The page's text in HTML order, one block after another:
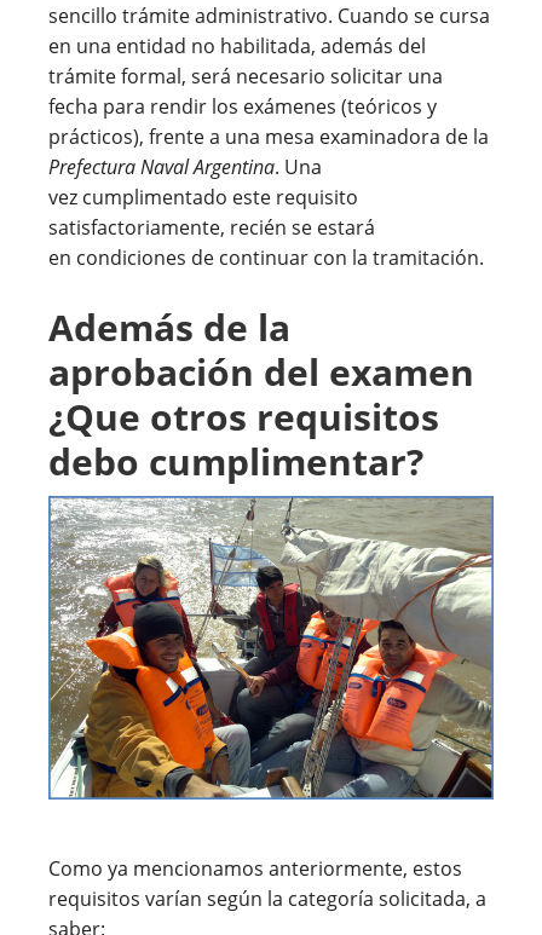
sencillo trámite administrativo. Cuando se cursa
en una entidad no habilitada, además del
trámite formal, será necesario solicitar una
fecha para rendir los exámenes (teóricos y
prácticos), frente a una mesa examinadora de la
Prefectura Naval Argentina. Una
vez cumplimentado este requisito
satisfactoriamente, recién se estará
en condiciones de continuar con la tramitación.
Además de la
aprobación del examen
¿Que otros requisitos
debo cumplimentar?
Como ya mencionamos anteriormente, estos
requisitos varían según la categoría solicitada, a
saber: